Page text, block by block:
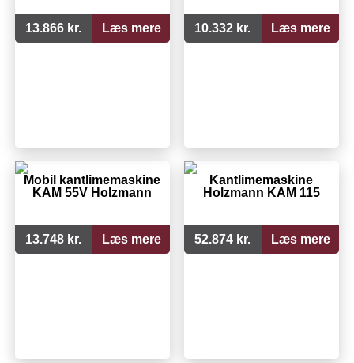
13.866 kr. Læs mere 10.332 kr. Læs mere
Mobil kantlimemaskine
KAM 55V Holzmann
13.748 kr. Læs mere
Kantlimemaskine
Holzmann KAM 115
52.874 kr. Læs mere